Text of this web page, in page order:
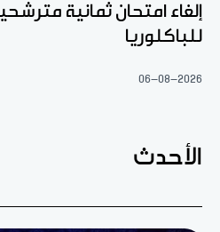
إلغاء امتحان ثمانية
للباكلوريا
06-08-2026
الأحدث